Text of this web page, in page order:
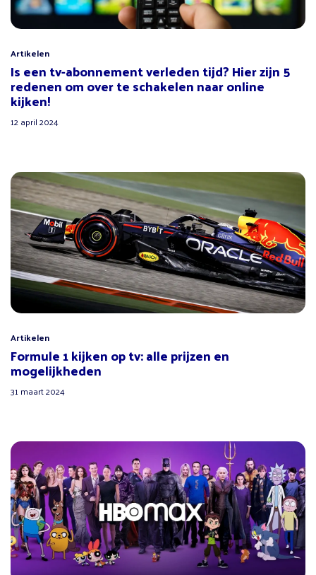
Artikelen
Is een tv-abonnement verleden tijd? Hier zijn 5
redenen om over te schakelen naar online
kijken!
12 april 2024
Artikelen
Formule 1 kijken op tv: alle prijzen en
mogelijkheden
31 maart 2024